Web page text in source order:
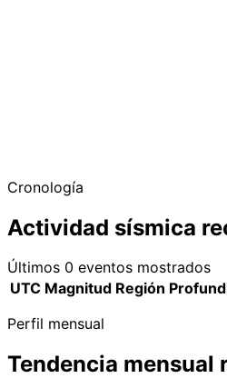
Cronología
Actividad sísmica
Últimos 0 eventos mostrados
UTC Magnitud Región
Perfil mensual
Tendencia mensual